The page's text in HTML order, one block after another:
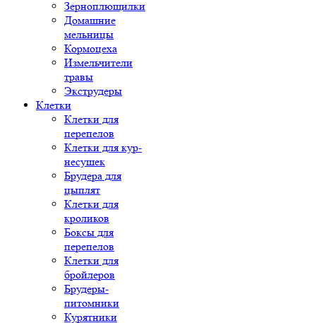
Зерноплющилки
Домашние
мельницы
Кормоцеха
Измельчители
травы
Экструдеры
Клетки
Клетки для
перепелов
Клетки для кур-
несушек
Брудера для
цыплят
Клетки для
кроликов
Боксы для
перепелов
Клетки для
бройлеров
Брудеры-
питомники
Курятники